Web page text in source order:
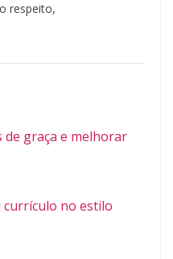
respeito,
de graça e melhorar
no estilo